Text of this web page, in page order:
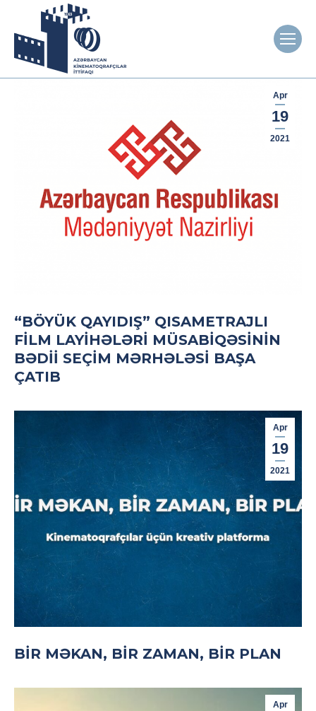
Apr
19
2021
“BÖYÜK QAYIDIŞ” QISAMETRAJLI
FILM LAYIHƏLƏRI MÜSABIQƏSININ
BƏDII SEÇIM MƏRHƏLƏSI BAŞA
ÇATIB
Apr
19
2021
BİR MƏKAN, BİR ZAMAN, BİR PLAN
Apr